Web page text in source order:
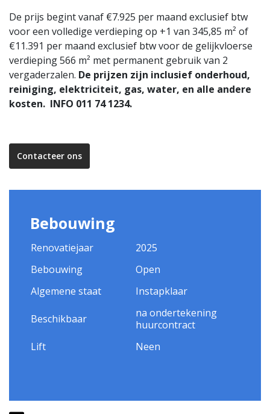
De prijs begint vanaf €7.925 per maand exclusief btw
voor een volledige verdieping op +1 van 345,85 m² of
€11.391 per maand exclusief btw voor de gelijkvloerse
verdieping 566 m² met permanent gebruik van 2
vergaderzalen. De prijzen zijn inclusief onderhoud,
reiniging, elektriciteit, gas, water, en alle andere
kosten. INFO 011 74 1234.
Contacteer ons
Bebouwing
Renovatiejaar
2025
Bebouwing
Open
Algemene staat
Instapklaar
Beschikbaar
na ondertekening
huurcontract
Lift
Neen